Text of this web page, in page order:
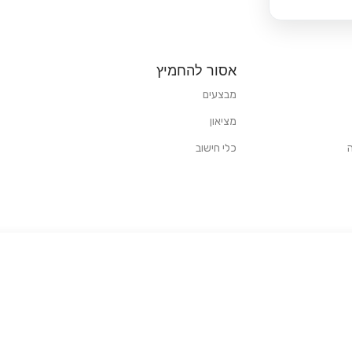
אסור להחמיץ
מבצעים
מציאון
כלי חישוב